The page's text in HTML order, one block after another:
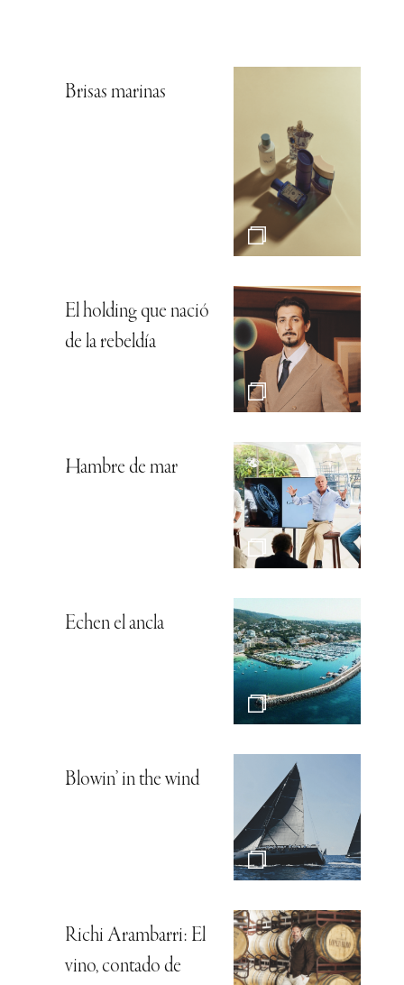
Brisas marinas
El holding que nació
de la rebeldía
Hambre de mar
Echen el ancla
Blowin’ in the wind
Richi Arambarri: El
vino, contado de